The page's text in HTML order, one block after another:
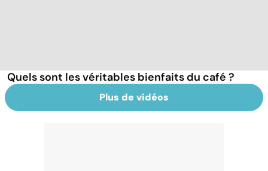
Quels sont les véritables bienfaits du café ?
Plus de vidéos